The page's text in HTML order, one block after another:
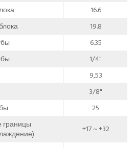
16.6
19.8
6.35
1/4"
9,53
3/8"
25
границы
+17 ~ +32